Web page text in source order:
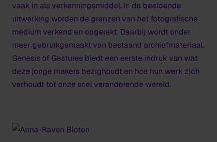
vaak in als verkenningsmiddel. In de beeldende
uitwerking worden de grenzen van het fotografische
medium verkend en opgerekt. Daarbij wordt onder
meer gebruikgemaakt van bestaand archiefmateriaal.
Genesis of Gestures biedt een eerste indruk van wat
deze jonge makers bezighoudt en hoe hun werk zich
verhoudt tot onze snel veranderende wereld.